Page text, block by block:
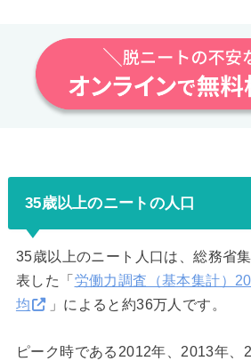
35歳以上のニートの人口
35歳以上のニート人口は、総務省
表した「 労働力調査（基本集計）
均
」によると約36万人です。
ピーク時である2012年、2013年、